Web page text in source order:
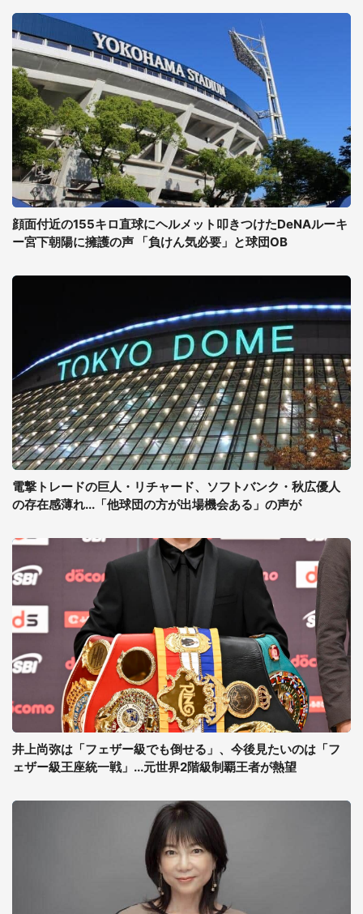
顔面付近の155キロ直球にヘルメット叩きつけたDeNAルーキ
ー宮下朝陽に擁護の声 「負けん気必要」と球団OB
電撃トレードの巨人・リチャード、ソフトバンク・秋広優人
の存在感薄れ...「他球団の方が出場機会ある」の声が
井上尚弥は「フェザー級でも倒せる」、今後見たいのは「フ
ェザー級王座統一戦」...元世界2階級制覇王者が熱望